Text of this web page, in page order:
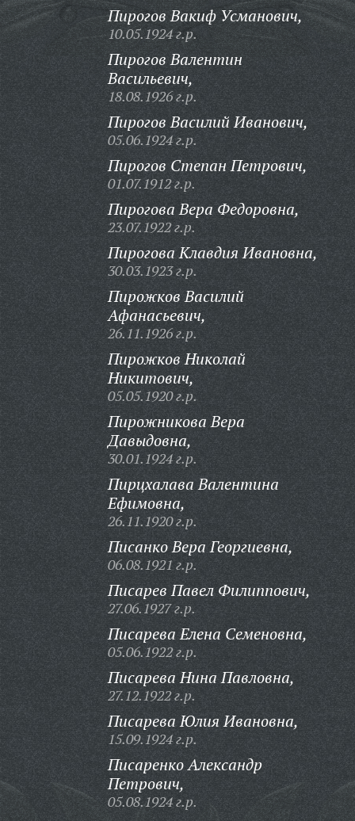
Пирогов Вакиф Усманович,
10.05.1924 г.р.
Пирогов Валентин
Васильевич,
18.08.1926 г.р.
Пирогов Василий Иванович,
05.06.1924 г.р.
Пирогов Степан Петрович,
01.07.1912 г.р.
Пирогова Вера Федоровна,
23.07.1922 г.р.
Пирогова Клавдия Ивановна,
30.03.1923 г.р.
Пирожков Василий
Афанасьевич,
26.11.1926 г.р.
Пирожков Николай
Никитович,
05.05.1920 г.р.
Пирожникова Вера
Давыдовна,
30.01.1924 г.р.
Пирцхалава Валентина
Ефимовна,
26.11.1920 г.р.
Писанко Вера Георгиевна,
06.08.1921 г.р.
Писарев Павел Филиппович,
27.06.1927 г.р.
Писарева Елена Семеновна,
05.06.1922 г.р.
Писарева Нина Павловна,
27.12.1922 г.р.
Писарева Юлия Ивановна,
15.09.1924 г.р.
Писаренко Александр
Петрович,
05.08.1924 г.р.